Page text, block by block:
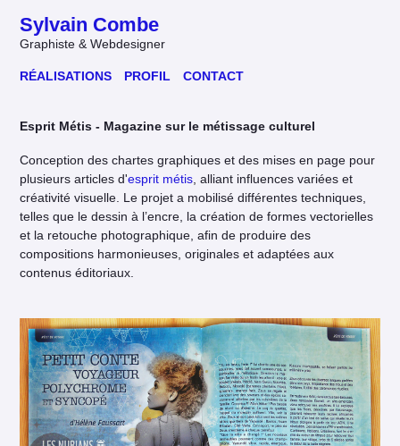
Sylvain Combe
Graphiste & Webdesigner
RÉALISATIONS PROFIL CONTACT
Esprit Métis - Magazine sur le métissage culturel
Conception des chartes graphiques et des mises en page pour
plusieurs articles d'esprit métis , alliant influences variées et
créativité visuelle. Le projet a mobilisé différentes techniques,
telles que le dessin à l’encre, la création de formes vectorielles
et la retouche photographique, afin de produire des
compositions harmonieuses, originales et adaptées aux
contenus éditoriaux.